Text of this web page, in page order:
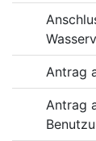
Antrag
Antrag